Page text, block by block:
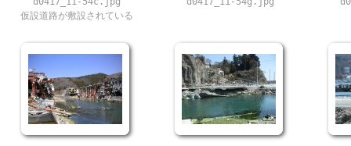
仮設道路が敷設されている